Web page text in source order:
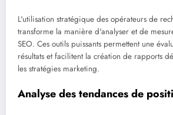
L'utilisation stratégique des opérateurs de
transforme la manière d'analyser et de
SEO. Ces outils puissants permettent une
résultats et facilitent la création de rapports
les stratégies marketing.
Analyse des tendances de